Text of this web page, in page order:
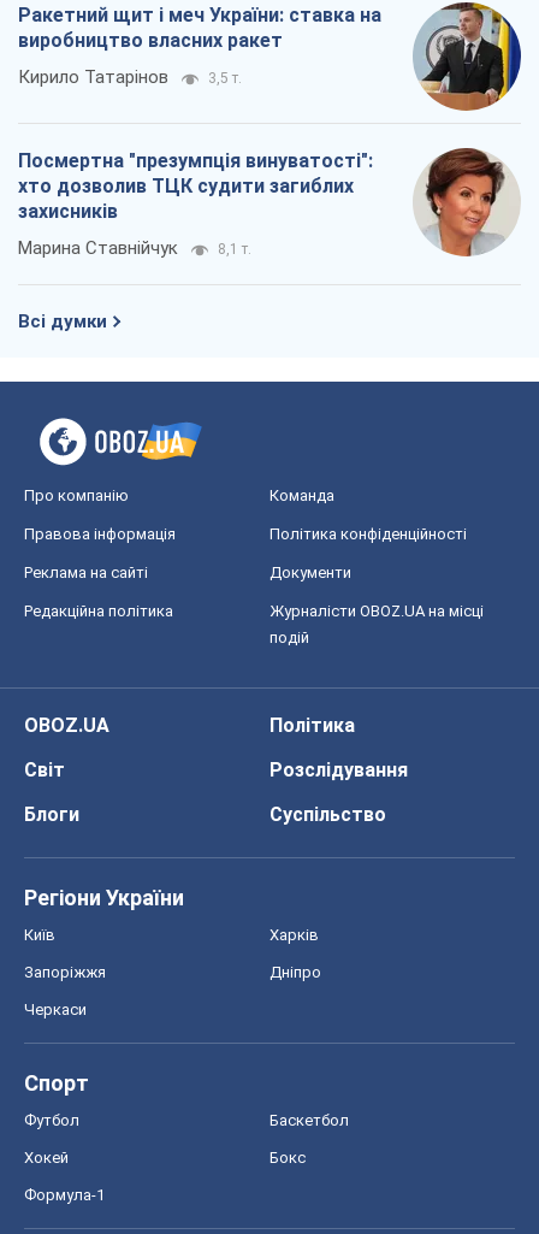
Ракетний щит і меч України: ставка на
виробництво власних ракет
Кирило Татарінов 3,5 т.
Посмертна "презумпція винуватості":
хто дозволив ТЦК судити загиблих
захисників
Марина Ставнійчук 8,1 т.
Всі думки
Про компанію Команда
Правова інформація Політика конфіденційності
Реклама на сайті Документи
Редакційна політика
Журналісти OBOZ.UA на місці
подій
OBOZ.UA
Політика
Світ
Розслідування
Блоги
Суспільство
Регіони України
Київ Харків
Запоріжжя Дніпро
Черкаси
Спорт
Футбол Баскетбол
Хокей Бокс
Формула-1